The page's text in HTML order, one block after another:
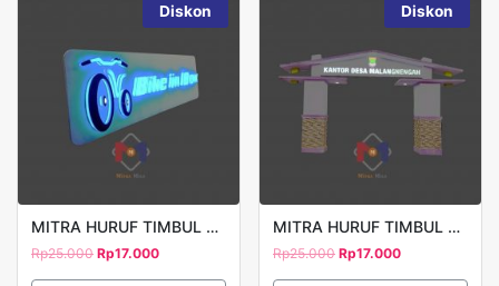
Diskon
MITRA HURUF TIMBUL BIKE MODEL 1
Rp25.000 Rp17.000
Diskon
MITRA HURUF TIMBUL KANTOR DESA
Rp25.000 Rp17.000